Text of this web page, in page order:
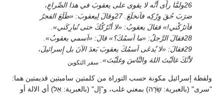
26ولمَّا رأَى أنَّه لا يقوى على يعقوبَ في هذا الصِّراعِ،
ضرَبَ حُقَ وِرْكِه فاَنخلَعَ. 27وقالَ لِيعقوبَ: «طَلَعَ الفجرُ
فاَترُكْني!» فقالَ يعقوبُ: «لا أتْرُكُكَ حتى تُبارِكَني».
28فقالَ الرَّجلُ: «ما اَسمُكَ؟» قالَ: «اَسمي يعقوبُ».
29فقالَ: «لا يُدعَى اَسمُكَ يعقوبَ بَعدَ الآنَ بل إِسرائيلَ،
لأنَّكَ غالَبْتَ اللهَ والنَّاسَ وغلَبْتَ».سفر التكوين
إسرائيل مكونة حسب التوراة من كلمتين ساميتين قديمتين هما:
(بالعبرية: שָׂרָה) بمعني غلب، و"إل" (بالعبرية: אֵל) أي الالة أو